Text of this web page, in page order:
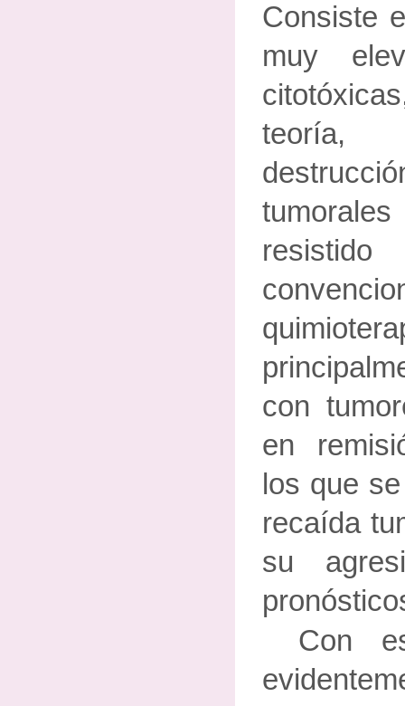
Consiste
muy
teoría,
tumorales
con
en
los que
recaída
su
Con